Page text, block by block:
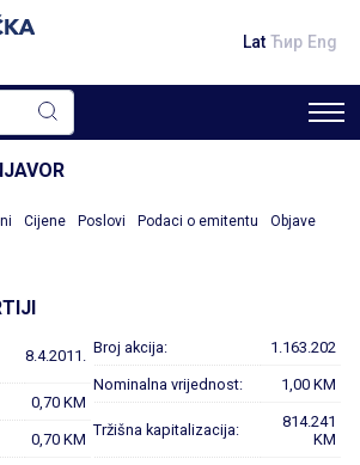
Lat Ћир Eng
Cijene Poslovi Podaci o emitentu Objave
8.4.2011.
0,70 KM
0,70 KM
Broj akcija: 1.163.202
Nominalna vrijednost: 1,00 KM
Tržišna kapitalizacija:
814.241
KM